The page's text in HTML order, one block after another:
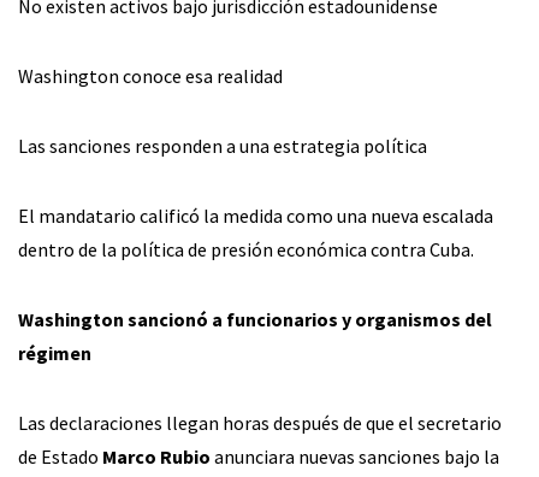
No existen activos bajo jurisdicción estadounidense
Washington conoce esa realidad
Las sanciones responden a una estrategia política
El mandatario calificó la medida como una nueva escalada
dentro de la política de presión económica contra Cuba.
Washington sancionó a funcionarios y organismos del
régimen
Las declaraciones llegan horas después de que el secretario
de Estado Marco Rubio anunciara nuevas sanciones bajo la